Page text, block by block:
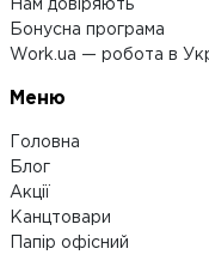
Нам довіряють
Бонусна програма
Work.ua — робота в
Меню
Головна
Блог
Акції
Канцтовари
Папір офісний